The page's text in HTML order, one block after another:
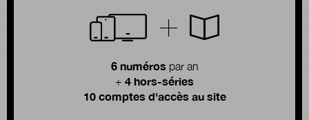
6 numéros par an
+ 4 hors-séries
10 comptes d'accès au site